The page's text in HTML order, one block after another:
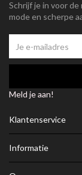
Schrijf je in voor
mode en scherpe
Meld je aan!
Klantenservice
Informatie